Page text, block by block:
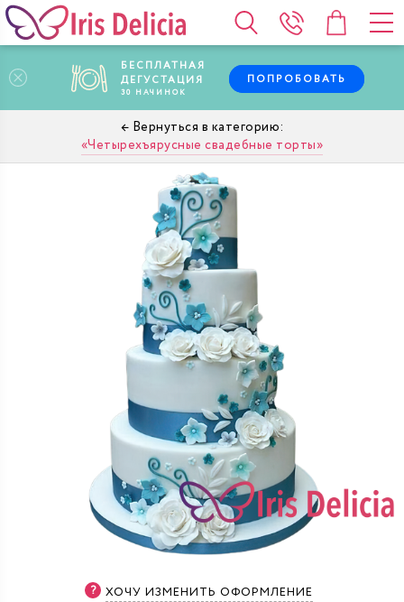
БЕСПЛАТНАЯ
ДЕГУСТАЦИЯ
30 НАЧИНОК
ПОПРОБОВАТЬ
Четырехъярусные свадебные торты
ХОЧУ ИЗМЕНИТЬ ОФОРМЛЕНИЕ